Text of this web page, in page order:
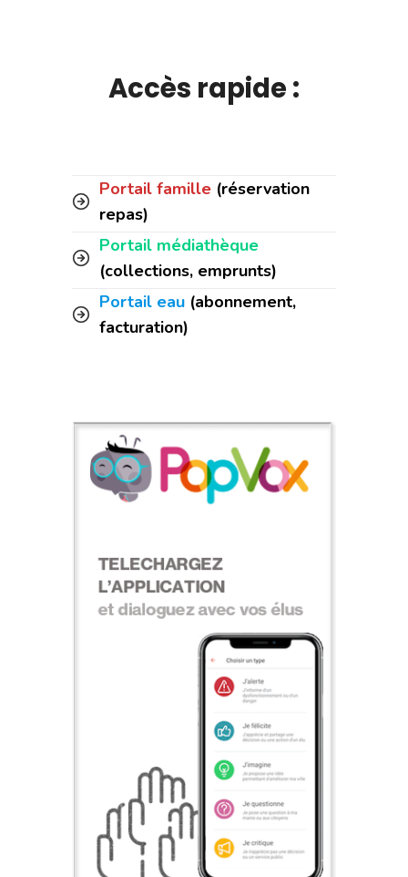
Accès rapide :
Portail famille (réservation
repas)
Portail médiathèque
(collections, emprunts)
Portail eau (abonnement,
facturation)